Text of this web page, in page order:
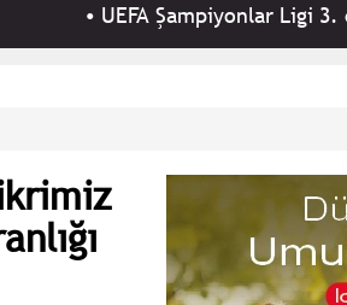
UEFA Şampiyonlar Ligi 3. eleme